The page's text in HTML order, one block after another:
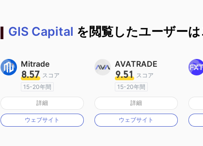
GIS Capital を閲覧したユーザー
Mitrade
8.57 スコア
15-20年間
オーストラリア規制
マーケットメイキングライセンス（MM）
自社開発
詳細
ウェブサイト
AVATRADE
9.51 スコア
15-20年間
オーストラリア規制
マーケットメイキングライセンス（MM）
詳細
ウェブサイト